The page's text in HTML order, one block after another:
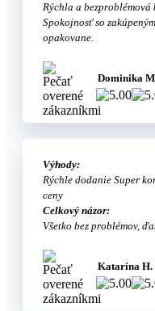
Rýchla a bezproblémová
Spokojnosť so
opakovane.
Dominika
Výhody:
Rýchle dodanie Super
ceny
Celkový názor:
Všetko bez problémov,
Katarína H.